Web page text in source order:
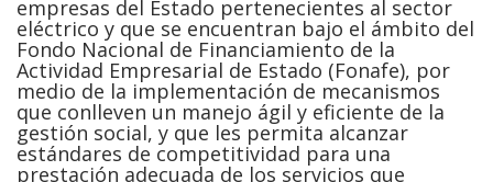
empresas del Estado pertenecientes al sector
eléctrico y que se encuentran bajo el ámbito del
Fondo Nacional de Financiamiento de la
Actividad Empresarial de Estado (Fonafe), por
medio de la implementación de mecanismos
que conlleven un manejo ágil y eficiente de la
gestión social, y que les permita alcanzar
estándares de competitividad para una
prestación adecuada de los servicios que